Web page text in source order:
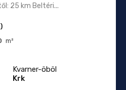
25 km Beltéri...
m²
Kvarner-öböl
Krk